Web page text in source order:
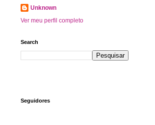
Unknown
Ver meu perfil completo
Search
Seguidores